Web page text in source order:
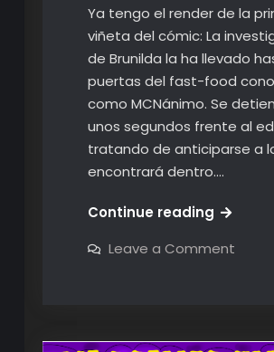
Ya tengo el render de la
viñeta del cómic: La
de Brunilda la ha llevado
puertas del fast-food
como MCNánimo. Se
unos segundos frente al
tratando de anticiparse a
encontrará dentro.…
Continue readingPrimera
lista
Leave a Commenton